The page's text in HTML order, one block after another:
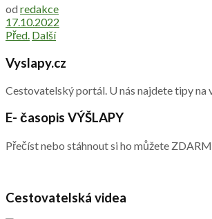
od redakce
17.10.2022
Před. Další
Vyslapy.cz
Cestovatelský portál. U nás najdete tipy na
E- časopis VÝŠLAPY
Přečíst nebo stáhnout si ho můžete
Cestovatelská videa